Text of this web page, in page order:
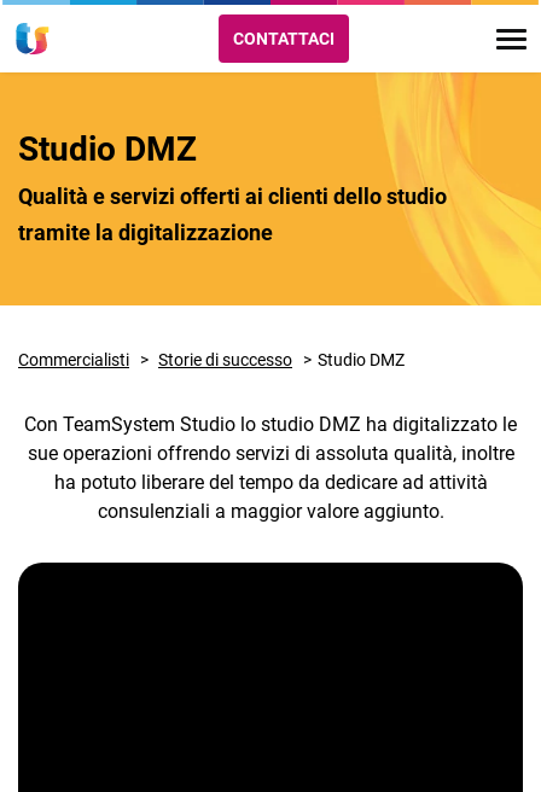
CONTATTACI
Studio DMZ
Qualità e servizi offerti ai clienti dello studio
tramite la digitalizzazione
Commercialisti Storie di successo Studio DMZ
Con TeamSystem Studio lo studio DMZ ha digitalizzato le
sue operazioni offrendo servizi di assoluta qualità, inoltre
ha potuto liberare del tempo da dedicare ad attività
consulenziali a maggior valore aggiunto.